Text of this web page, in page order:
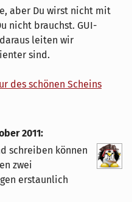
aber Du wirst nicht mit
nicht brauchst. GUI-
leiten wir
sind.
des schönen Scheins
2011:
schreiben können
zwei
erstaunlich